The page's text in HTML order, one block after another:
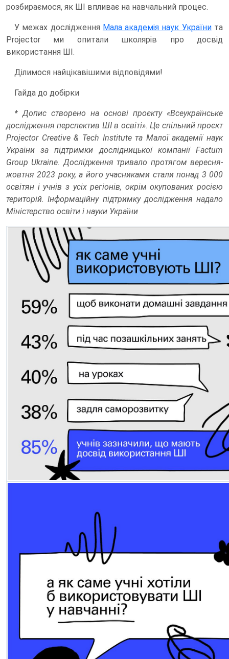
розбираємося, як ШІ впливає на навчальний процес.
У межах дослідження Мала академія наук Українита
Projector ми опитали школярів про досвід
використання ШІ.
Ділимося найцікавішими відповідями!
Гайда до добірки
* Допис створено на основі проєкту «Всеукраїнське
дослідження перспектив ШІ в освіті». Це спільний проєкт
Projector Creative & Tech Institute та Малої академії наук
України за підтримки дослідницької компанії Factum
Group Ukraine. Дослідження тривало протягом вересня-
жовтня 2023 року, а його учасниками стали понад 3 000
освітян і учнів з усіх регіонів, окрім окупованих росією
територій. Інформаційну підтримку дослідження надало
Міністерство освіти і науки України